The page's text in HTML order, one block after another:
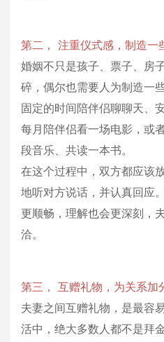
第二， 注重仪式感，制造一
婚姻不只是孩子、票子、房
碎，偶尔也需要人为制造一
固定的时间陪伴侣聊聊天、
每月陪伴侣看一场电影，或
段音乐、共读一本书。
在这个过程中，双方都应该
地听对方说话，并认真回应
更顺畅，理解也会更深刻，
洽。
第三， 互赠礼物，为关系加
夫妻之间互赠礼物，是最容
活中，绝大多数人都不是拜